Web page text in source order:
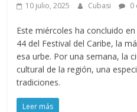
10 julio, 2025 Cubasi 0
Este miércoles ha concluido
44 del Festival del Caribe, la
esa urbe. Por una semana, la
cultural de la región, una
tradiciones.
Leer más